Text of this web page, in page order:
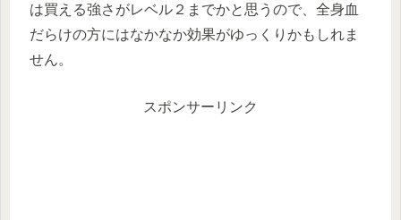
は買える強さがレベル２までかと思うので、全身血
だらけの方にはなかなか効果がゆっくりかもしれま
せん。
スポンサーリンク